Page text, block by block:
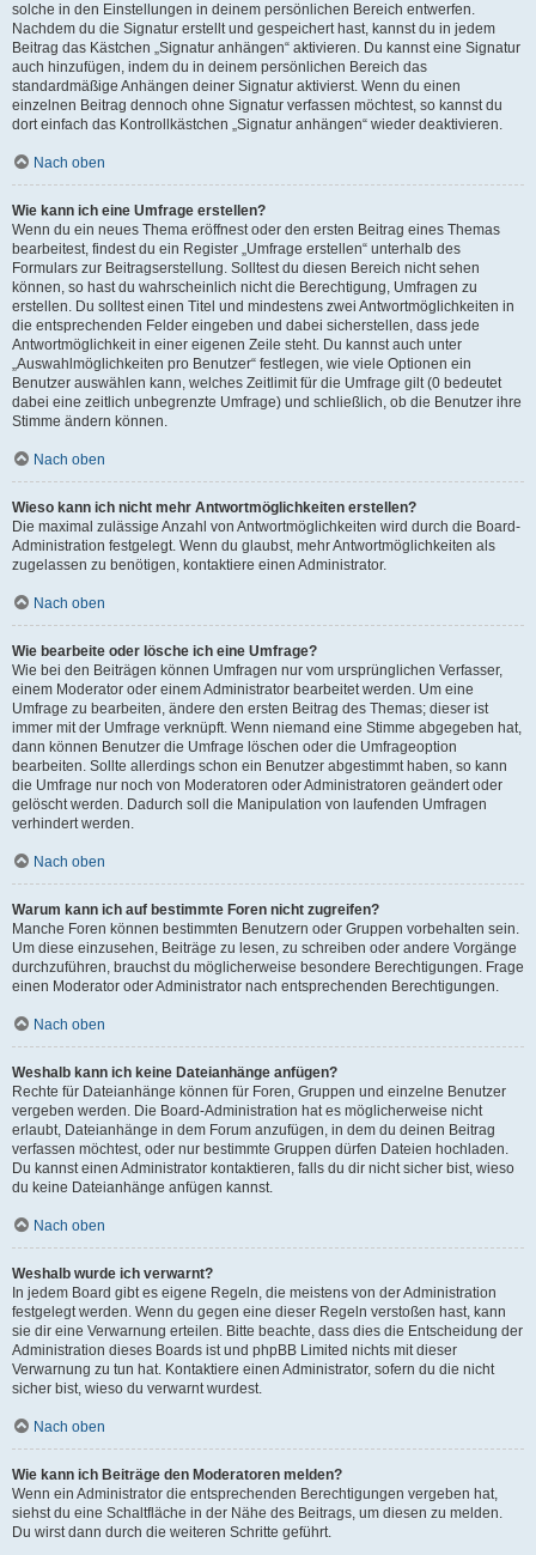
solche in den Einstellungen in deinem persönlichen Bereich entwerfen.
Nachdem du die Signatur erstellt und gespeichert hast, kannst du in jedem
Beitrag das Kästchen „Signatur anhängen“ aktivieren. Du kannst eine Signatur
auch hinzufügen, indem du in deinem persönlichen Bereich das
standardmäßige Anhängen deiner Signatur aktivierst. Wenn du einen
einzelnen Beitrag dennoch ohne Signatur verfassen möchtest, so kannst du
dort einfach das Kontrollkästchen „Signatur anhängen“ wieder deaktivieren.
Nach oben
Wie kann ich eine Umfrage erstellen?
Wenn du ein neues Thema eröffnest oder den ersten Beitrag eines Themas
bearbeitest, findest du ein Register „Umfrage erstellen“ unterhalb des
Formulars zur Beitragserstellung. Solltest du diesen Bereich nicht sehen
können, so hast du wahrscheinlich nicht die Berechtigung, Umfragen zu
erstellen. Du solltest einen Titel und mindestens zwei Antwortmöglichkeiten in
die entsprechenden Felder eingeben und dabei sicherstellen, dass jede
Antwortmöglichkeit in einer eigenen Zeile steht. Du kannst auch unter
„Auswahlmöglichkeiten pro Benutzer“ festlegen, wie viele Optionen ein
Benutzer auswählen kann, welches Zeitlimit für die Umfrage gilt (0 bedeutet
dabei eine zeitlich unbegrenzte Umfrage) und schließlich, ob die Benutzer ihre
Stimme ändern können.
Nach oben
Wieso kann ich nicht mehr Antwortmöglichkeiten erstellen?
Die maximal zulässige Anzahl von Antwortmöglichkeiten wird durch die Board-
Administration festgelegt. Wenn du glaubst, mehr Antwortmöglichkeiten als
zugelassen zu benötigen, kontaktiere einen Administrator.
Nach oben
Wie bearbeite oder lösche ich eine Umfrage?
Wie bei den Beiträgen können Umfragen nur vom ursprünglichen Verfasser,
einem Moderator oder einem Administrator bearbeitet werden. Um eine
Umfrage zu bearbeiten, ändere den ersten Beitrag des Themas; dieser ist
immer mit der Umfrage verknüpft. Wenn niemand eine Stimme abgegeben hat,
dann können Benutzer die Umfrage löschen oder die Umfrageoption
bearbeiten. Sollte allerdings schon ein Benutzer abgestimmt haben, so kann
die Umfrage nur noch von Moderatoren oder Administratoren geändert oder
gelöscht werden. Dadurch soll die Manipulation von laufenden Umfragen
verhindert werden.
Nach oben
Warum kann ich auf bestimmte Foren nicht zugreifen?
Manche Foren können bestimmten Benutzern oder Gruppen vorbehalten sein.
Um diese einzusehen, Beiträge zu lesen, zu schreiben oder andere Vorgänge
durchzuführen, brauchst du möglicherweise besondere Berechtigungen. Frage
einen Moderator oder Administrator nach entsprechenden Berechtigungen.
Nach oben
Weshalb kann ich keine Dateianhänge anfügen?
Rechte für Dateianhänge können für Foren, Gruppen und einzelne Benutzer
vergeben werden. Die Board-Administration hat es möglicherweise nicht
erlaubt, Dateianhänge in dem Forum anzufügen, in dem du deinen Beitrag
verfassen möchtest, oder nur bestimmte Gruppen dürfen Dateien hochladen.
Du kannst einen Administrator kontaktieren, falls du dir nicht sicher bist, wieso
du keine Dateianhänge anfügen kannst.
Nach oben
Weshalb wurde ich verwarnt?
In jedem Board gibt es eigene Regeln, die meistens von der Administration
festgelegt werden. Wenn du gegen eine dieser Regeln verstoßen hast, kann
sie dir eine Verwarnung erteilen. Bitte beachte, dass dies die Entscheidung der
Administration dieses Boards ist und phpBB Limited nichts mit dieser
Verwarnung zu tun hat. Kontaktiere einen Administrator, sofern du die nicht
sicher bist, wieso du verwarnt wurdest.
Nach oben
Wie kann ich Beiträge den Moderatoren melden?
Wenn ein Administrator die entsprechenden Berechtigungen vergeben hat,
siehst du eine Schaltfläche in der Nähe des Beitrags, um diesen zu melden.
Du wirst dann durch die weiteren Schritte geführt.